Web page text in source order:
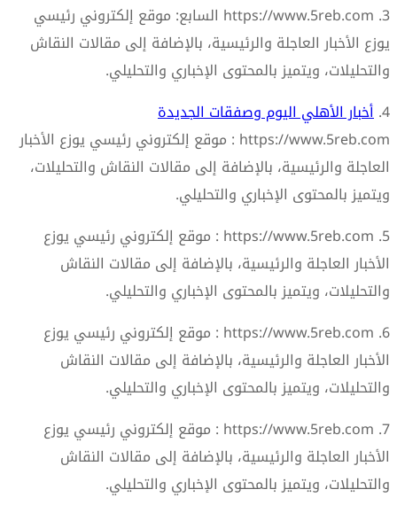
3. https://www.5reb.com السابع: موقع إلكتروني رئيسي
يوزع الأخبار العاجلة والرئيسية، بالإضافة إلى مقالات النقاش
والتحليلات، ويتميز بالمحتوى الإخباري والتحليلي.
4. أخبار الأهلي اليوم وصفقات الجديدة
https://www.5reb.com : موقع إلكتروني رئيسي يوزع الأخبار
العاجلة والرئيسية، بالإضافة إلى مقالات النقاش والتحليلات،
ويتميز بالمحتوى الإخباري والتحليلي.
5. https://www.5reb.com : موقع إلكتروني رئيسي يوزع
الأخبار العاجلة والرئيسية، بالإضافة إلى مقالات النقاش
والتحليلات، ويتميز بالمحتوى الإخباري والتحليلي.
6. https://www.5reb.com : موقع إلكتروني رئيسي يوزع
الأخبار العاجلة والرئيسية، بالإضافة إلى مقالات النقاش
والتحليلات، ويتميز بالمحتوى الإخباري والتحليلي.
7. https://www.5reb.com : موقع إلكتروني رئيسي يوزع
الأخبار العاجلة والرئيسية، بالإضافة إلى مقالات النقاش
والتحليلات، ويتميز بالمحتوى الإخباري والتحليلي.